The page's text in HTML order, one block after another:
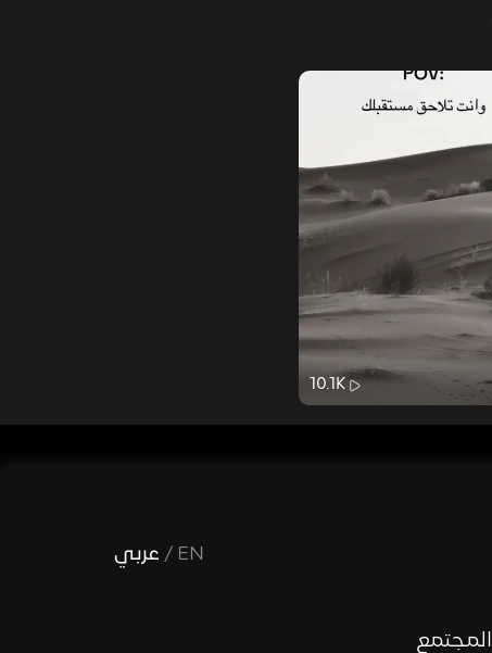
10.1K
EN
/ عربي
المجتمع